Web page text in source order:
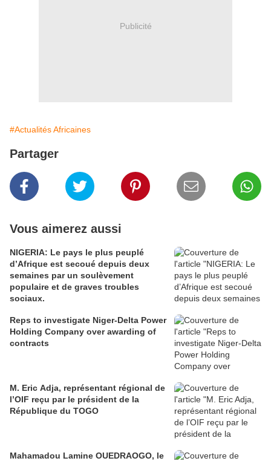
Publicité
#Actualités Africaines
Partager
Vous aimerez aussi
NIGERIA: Le pays le plus peuplé
d’Afrique est secoué depuis deux
semaines par un soulèvement
populaire et de graves troubles
sociaux.
Reps to investigate Niger-Delta Power
Holding Company over awarding of
contracts
M. Eric Adja, représentant régional de
l’OIF reçu par le président de la
République du TOGO
Mahamadou Lamine OUEDRAOGO, le